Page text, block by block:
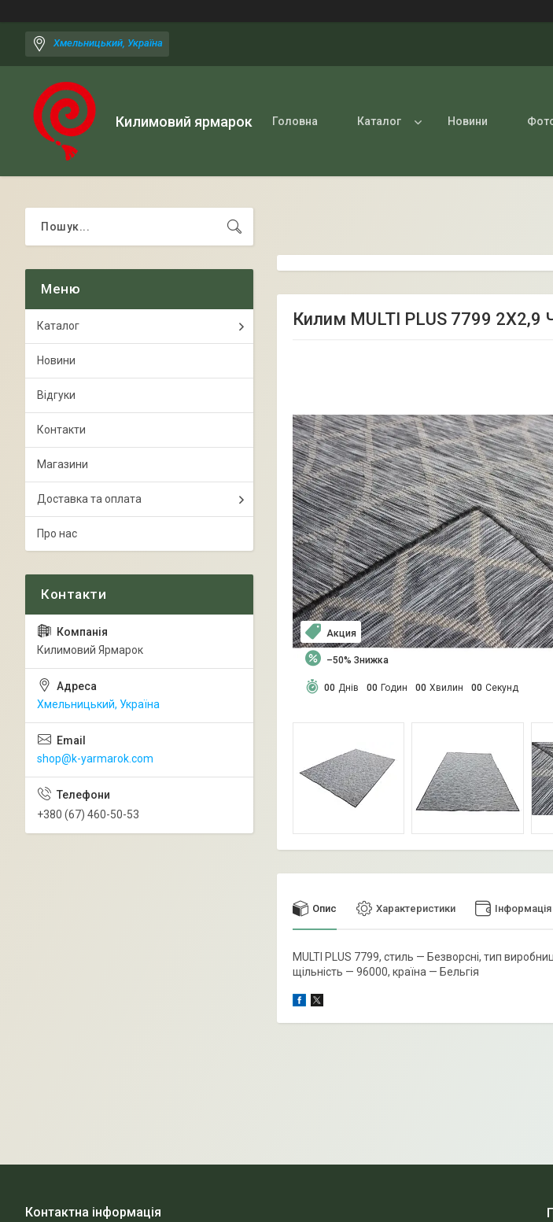
Хмельницький, Україна
Килимовий ярмарок Головна Каталог Новини
Килим MULTI PLUS 7799 2Х2,9
Акция
–50%
00 Днів 00 Годин 00 Хвилин 00 Секунд
Опис Характеристики
MULTI PLUS 7799, стиль — Безворсні, тип
щільність — 96000, країна — Бельгія
Каталог
Новини
Відгуки
Контакти
Магазини
Доставка та оплата
Про нас
Килимовий Ярмарок
Хмельницький, Україна
shop@k-yarmarok.com
+380 (67) 460-50-53